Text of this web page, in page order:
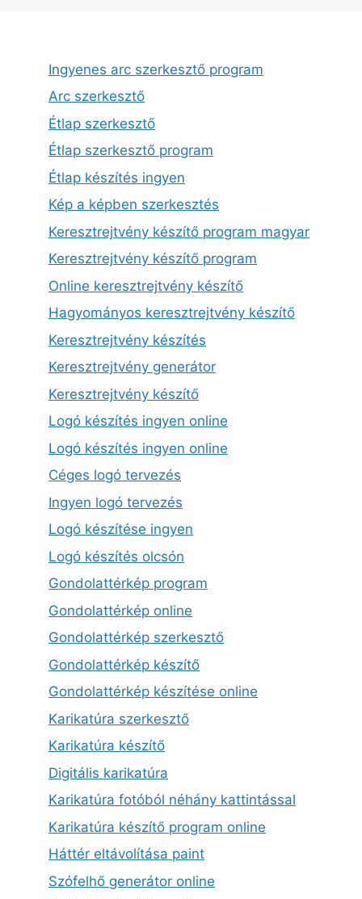
Ingyenes arc szerkesztő program
Arc szerkesztő
Étlap szerkesztő
Étlap szerkesztő program
Étlap készítés ingyen
Kép a képben szerkesztés
Keresztrejtvény készítő program magyar
Keresztrejtvény készítő program
Online keresztrejtvény készítő
Hagyományos keresztrejtvény készítő
Keresztrejtvény készítés
Keresztrejtvény generátor
Keresztrejtvény készítő
Logó készítés ingyen online
Logó készítés ingyen online
Céges logó tervezés
Ingyen logó tervezés
Logó készítése ingyen
Logó készítés olcsón
Gondolattérkép program
Gondolattérkép online
Gondolattérkép szerkesztő
Gondolattérkép készítő
Gondolattérkép készítése online
Karikatúra szerkesztő
Karikatúra készítő
Digitális karikatúra
Karikatúra fotóból néhány kattintással
Karikatúra készítő program online
Háttér eltávolítása paint
Szófelhő generátor online